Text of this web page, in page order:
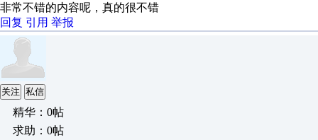
非常不错的内容呢，真的很不错
回复 引用 举报
关注 私信
精华：0帖
求助：0帖